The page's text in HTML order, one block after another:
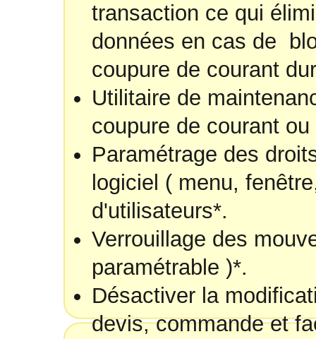
transaction ce qui
données en cas de
coupure de courant
Utilitaire de
coupure de courant
Paramétrage des
logiciel ( menu,
d'utilisateurs*.
Verrouillage des
paramétrable )*.
Désactiver la
devis, commande et